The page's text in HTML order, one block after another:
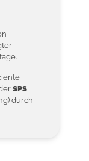
SPS
durch